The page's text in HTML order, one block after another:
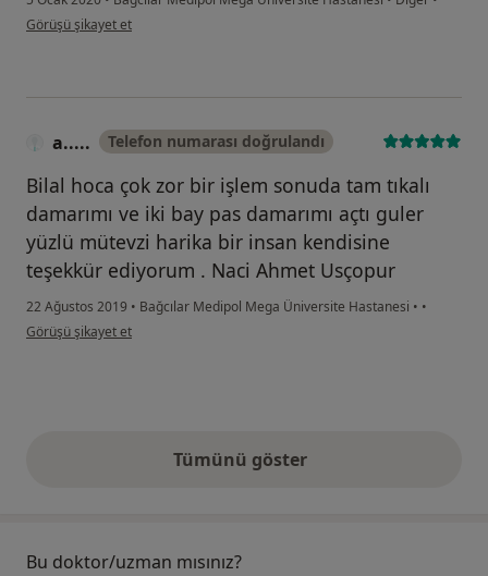
kullanıcının görüşüne göre b.....
Görüşü şikayet et
a..... Telefon numarası doğrulandı
Bilal hoca çok zor bir işlem sonuda tam tıkalı
damarımı ve iki bay pas damarımı açtı guler
yüzlü mütevzi harika bir insan kendisine
teşekkür ediyorum . Naci Ahmet Usçopur
22 Ağustos 2019 • Bağcılar Medipol Mega Üniversite Hastanesi • •
kullanıcının görüşüne göre a.....
Görüşü şikayet et
Tümünü gösteryukarıdaki görüşler
Bu doktor/uzman mısınız?